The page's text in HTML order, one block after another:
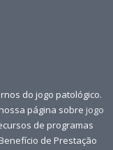
do jogo patológico.
página sobre jogo
de programas
de Prestação